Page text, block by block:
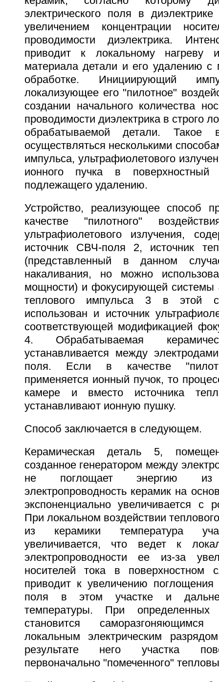
электрического поля в
увеличением концентрации
проводимости диэлектрика.
приводит к локальному нагреву
материала детали и его удалению с
обработке. Инициирующий
локализующее его "пилотное"
создании начального количества
проводимости диэлектрика в строго
обрабатываемой детали. Такое
осуществляться несколькими
импульса, ультрафиолетового
ионного пучка в поверхностный
подлежащего удалению.
Устройство, реализующее способ
качестве "пилотного"
ультрафиолетового излучения,
источник СВЧ-поля 2, источник
(представленный в данном
накаливания, но можно
мощности) и фокусирующей системы
теплового импульса 3 в этой
использован и источник
соответствующей модификацией
4. Обрабатываемая
устанавливается между
поля. Если в качестве
применяется ионный пучок, то
камере и вместо источника
устанавливают ионную пушку.
Способ заключается в следующем.
Керамическая деталь 5,
созданное генератором между
не поглощает энергию
электропроводность керамик на
экспоненциально увеличивается с
При локальном воздействии
из керамики температура
увеличивается, что ведет к
электропроводности ее из-за
носителей тока в поверхностном
приводит к увеличению
поля в этом участке и
температуры. При определенных
становится
локальным электрическим
результате него участка
первоначально "помеченного"